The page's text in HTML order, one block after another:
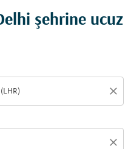
şehrine ucuz
close
close